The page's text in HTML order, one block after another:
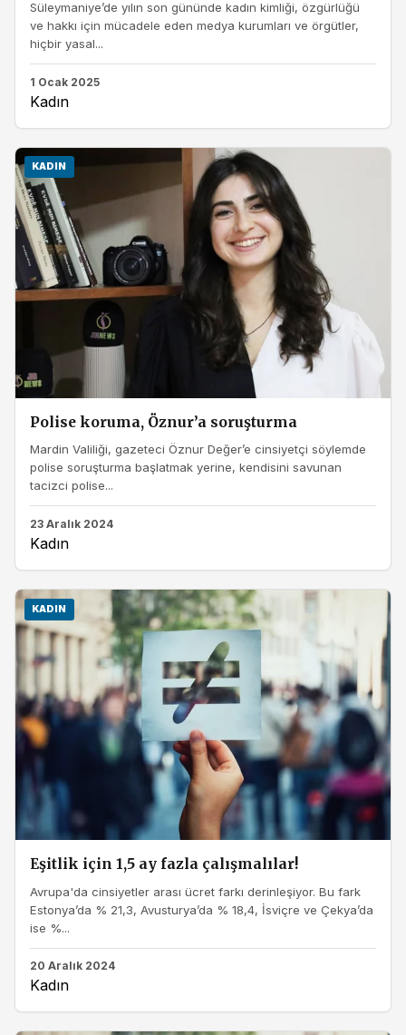
Süleymaniye’de yılın son gününde kadın kimliği, özgürlüğü
ve hakkı için mücadele eden medya kurumları ve örgütler,
hiçbir yasal...
1 Ocak 2025
Kadın
KADIN
Polise koruma, Öznur’a soruşturma
Mardin Valiliği, gazeteci Öznur Değer’e cinsiyetçi söylemde
polise soruşturma başlatmak yerine, kendisini savunan
tacizci polise...
23 Aralık 2024
Kadın
KADIN
Eşitlik için 1,5 ay fazla çalışmalılar!
Avrupa'da cinsiyetler arası ücret farkı derinleşiyor. Bu fark
Estonya’da % 21,3, Avusturya’da % 18,4, İsviçre ve Çekya’da
ise %...
20 Aralık 2024
Kadın